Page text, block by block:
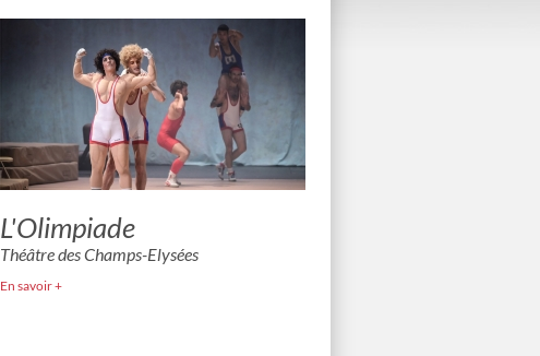
L'Olimpiade
Théâtre des Champs-Elysées
En savoir +